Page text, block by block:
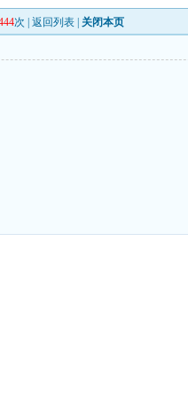
次 |返回列表 关闭本页